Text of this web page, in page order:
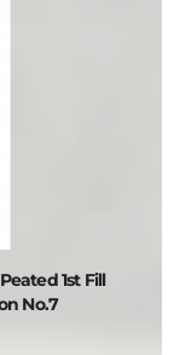
1st Fill
No.7